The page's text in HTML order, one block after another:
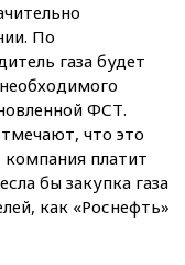
По
газа будет
ФСТ.
что это
платит
бы закупка газа
как «Роснефть»